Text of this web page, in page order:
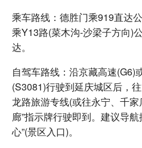
乘车路线：德胜门乘919直达
乘Y13路(菜木沟-沙梁子方向)
达。
自驾车路线：沿京藏高速(G6)
(S3081)行驶到延庆城区后，
龙路旅游专线(或往永宁、千
廊”指示牌行驶即到。建议导
心”(景区入口)。